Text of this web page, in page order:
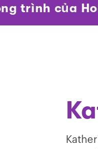
trình của